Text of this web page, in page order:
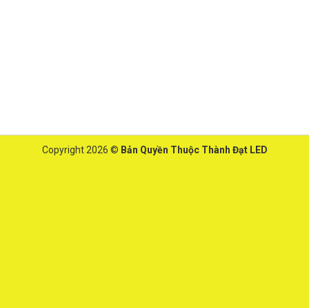
Copyright 2026 © Bản Quyền Thuộc Thành Đạt LED